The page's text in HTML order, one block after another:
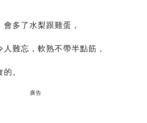
多了水梨跟雞蛋，
難忘，軟熟不帶半點筋，
。
廣告